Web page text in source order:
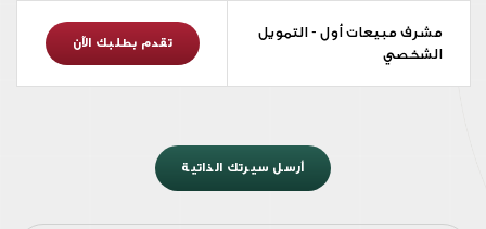
مشرف مبيعات أول - التمويل
الشخصي
تقدم بطلبك الآن
أرسل سيرتك الذاتية